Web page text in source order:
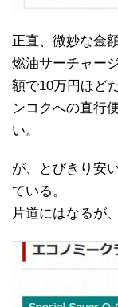
正直、微妙な金額
燃油サーチャー
額で10万円ほど
ンコクへの直行
い。
が、とびきり安
ている。
片道にはなるが